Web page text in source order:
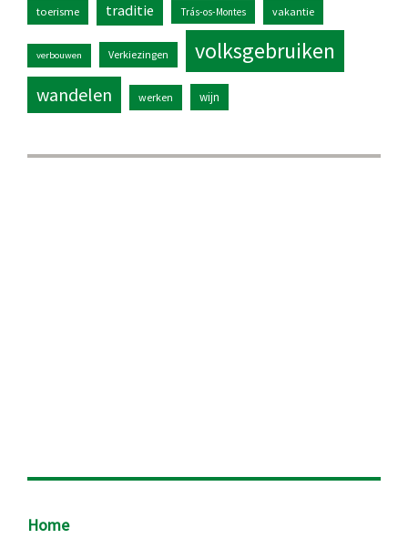
toerisme traditie Trás-os-Montes vakantie
verbouwen Verkiezingen volksgebruiken
wandelen werken wijn
Footer
Home